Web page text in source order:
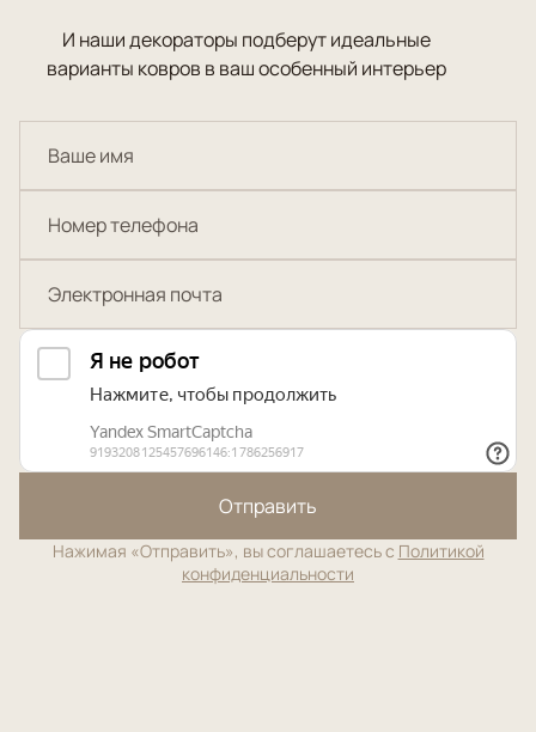
И наши декораторы подберут идеальные
варианты ковров в ваш особенный интерьер
Отправить
Нажимая «Отправить», вы соглашаетесь с Политикой
конфиденциальности